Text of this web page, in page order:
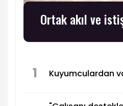
Ortak akıl ve
1 Kuyumculardan